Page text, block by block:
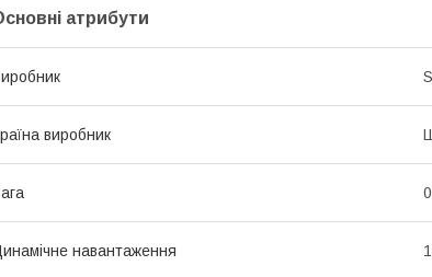
атрибути
виробник
навантаження